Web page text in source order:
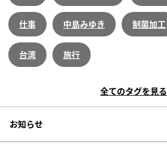
仕事 中島みゆき 制菌加工
台湾 旅行
全てのタグを見る
お知らせ